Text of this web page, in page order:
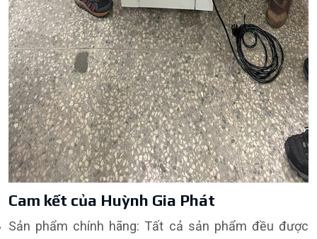
Cam kết của Huỳnh Gia Phát
Sản phẩm chính hãng: Tất cả sản phẩm đều được